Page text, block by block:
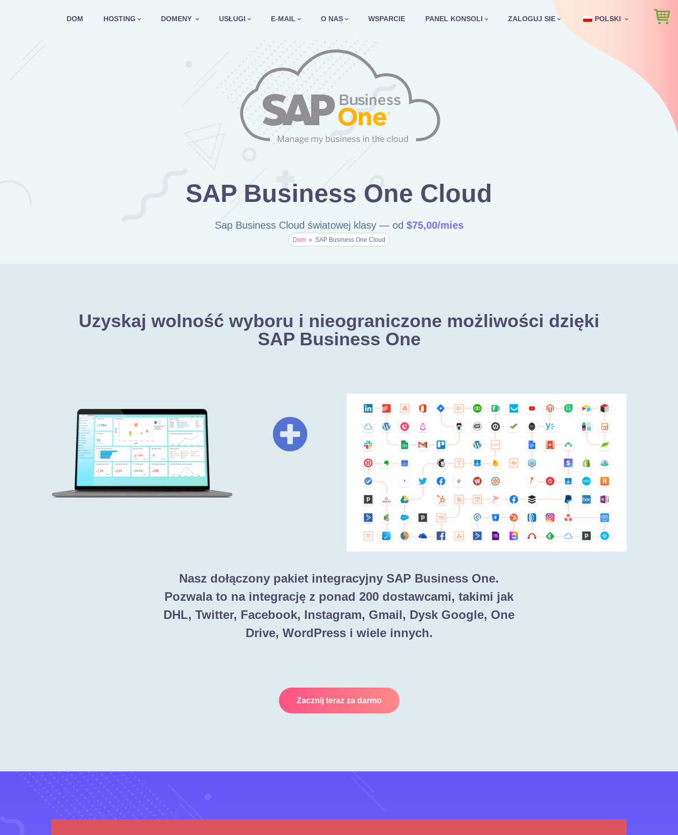
DOM HOSTING DOMENY USŁUGI E-MAIL O NAS WSPARCIE PANEL KONSOLI ZALOGUJ SIE POLSKI
SAP Business One Cloud
Sap Business Cloud światowej klasy — od $75,00/mies
Dom » SAP Business One Cloud
Uzyskaj wolność wyboru i nieograniczone możliwości dzięki
SAP Business One
Nasz dołączony pakiet integracyjny SAP Business One.
Pozwala to na integrację z ponad 200 dostawcami, takimi jak
DHL, Twitter, Facebook, Instagram, Gmail, Dysk Google, One
Drive, WordPress i wiele innych.
Zacznij teraz za darmo